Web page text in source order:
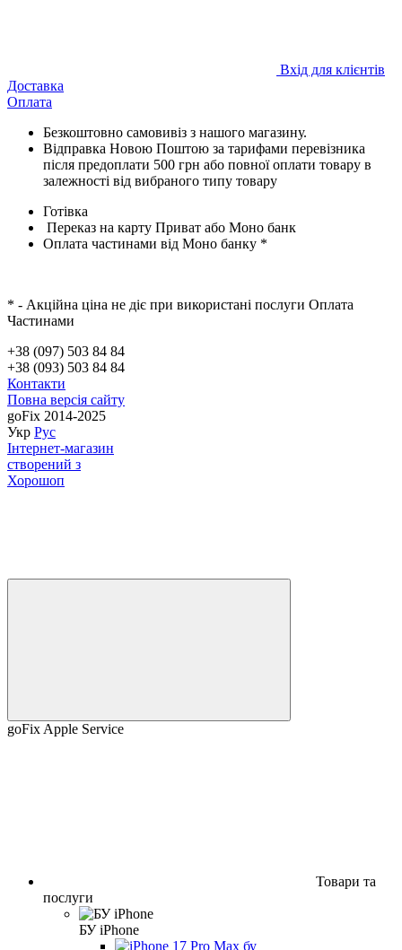
Вхід для клієнтів
Доставка
Оплата
Безкоштовно самовивіз з нашого магазину.
Відправка Новою Поштою за тарифами перевізника
після предоплати 500 грн або повної оплати товару в
залежності від вибраного типу товару
Готівка
Переказ на карту Приват або Моно банк
Оплата частинами від Моно банку *
* - Акційна ціна не діє при використані послуги Оплата
Частинами
+38 (097) 503 84 84
+38 (093) 503 84 84
Контакти
Повна версія сайту
goFix 2014-2025
Укр Рус
Інтернет-магазин
створений з
Хорошоп
goFix Apple Service
Товари та
послуги
БУ iPhone